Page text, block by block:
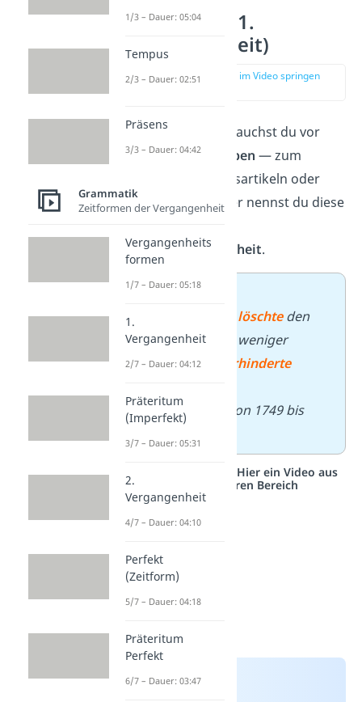
Präteritum (1.
Vergangenheit)
zur Stelle im Video springen
DasPräteritum
brauchst du vor
allem beimSchreiben — zum
Beispiel in Zeitungsartikeln oder
Geschichten. Daher nennst du diese
Schreibvergangenheit.
➡️Beispiel:
löschte den
Brand innerhalb weniger
Minuten und
verhinderte
–Goethe
von 1749 bis
Studyflix vernetzt: Hier ein Video aus
einem anderen Bereich
1/3 – Dauer: 05:04
Tempus
2/3 – Dauer: 02:51
Präsens
3/3 – Dauer: 04:42
Grammatik
Zeitformen der Vergangenheit
Vergangenheits
formen
1/7 – Dauer: 05:18
1.
Vergangenheit
2/7 – Dauer: 04:12
Präteritum
(Imperfekt)
3/7 – Dauer: 05:31
2.
Vergangenheit
4/7 – Dauer: 04:10
Perfekt
(Zeitform)
5/7 – Dauer: 04:18
Präteritum
Perfekt
6/7 – Dauer: 03:47